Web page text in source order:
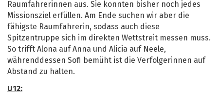
Raumfahrerinnen aus. Sie konnten bisher noch jedes
Missionsziel erfüllen. Am Ende suchen wir aber die
fähigste Raumfahrerin, sodass auch diese
Spitzentruppe sich im direkten Wettstreit messen muss.
So trifft Alona auf Anna und Alicia auf Neele,
währenddessen Sofi bemüht ist die Verfolgerinnen auf
Abstand zu halten.
U12: